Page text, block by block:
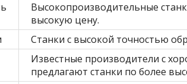
Высокопроизводительные
высокую цену.
Станки с высокой точностью
Известные производители с
предлагают станки по более